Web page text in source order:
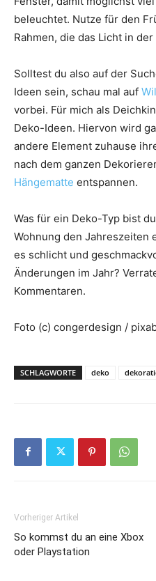
beleuchtet. Nutze für den
Rahmen, die das Licht in
Solltest du also auf der
Ideen sein, schau mal auf
vorbei. Für mich als
Deko-Ideen. Hiervon wird
andere Element zuhause
nach dem ganzen
Hängematte entspannen.
Was für ein Deko-Typ bist
Wohnung den Jahreszeiten
es schlicht und
Änderungen im Jahr?
Kommentaren.
Foto (c) congerdesign /
SCHLAGWORTE deko
Vorheriger Artikel
So kommst du an eine Xbox
oder Playstation